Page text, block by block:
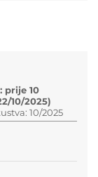
prije 10
10/2025)
10/2025